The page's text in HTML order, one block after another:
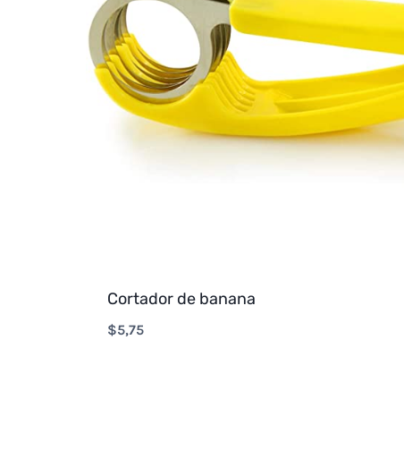
Cortador de banana
$5,75